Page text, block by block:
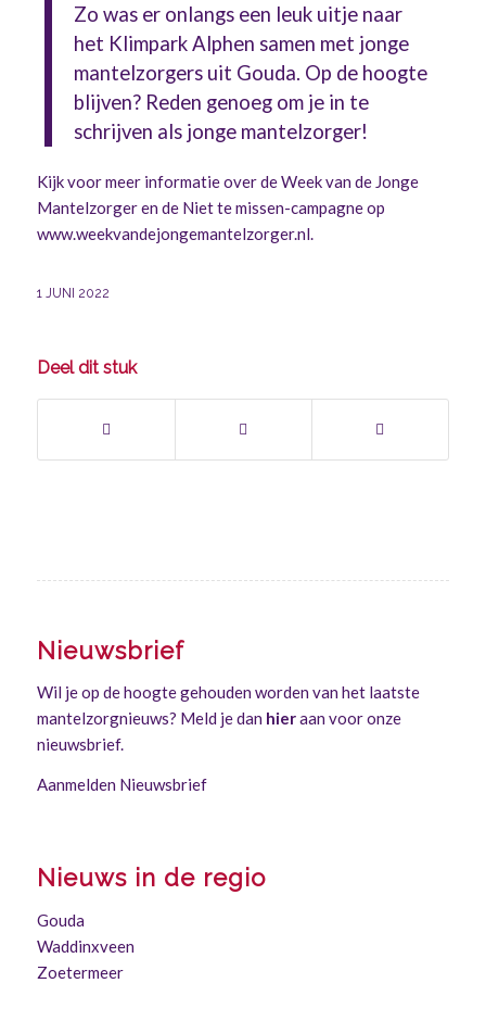
Zo was er onlangs een leuk uitje naar
het Klimpark Alphen samen met jonge
mantelzorgers uit Gouda. Op de hoogte
blijven? Reden genoeg om je in te
schrijven als jonge mantelzorger!
Kijk voor meer informatie over de Week van de Jonge
Mantelzorger en de Niet te missen-campagne op
www.weekvandejongemantelzorger.nl.
1 JUNI 2022
Deel dit stuk
Nieuwsbrief
Wil je op de hoogte gehouden worden van het laatste
mantelzorgnieuws? Meld je dan hieraan voor onze
nieuwsbrief.
Aanmelden Nieuwsbrief
Nieuws in de regio
Gouda
Waddinxveen
Zoetermeer